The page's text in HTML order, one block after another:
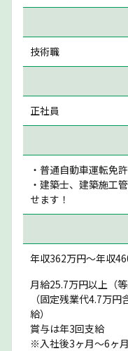
技術職
正社員
・普通自動車運転免
・建築士、建築施工
せます！
年収362万円〜年収
月給25.7万円以上（等
（固定残業代4.7万
給）
賞与は年3回支給
※入社後3ヶ月〜6ヶ